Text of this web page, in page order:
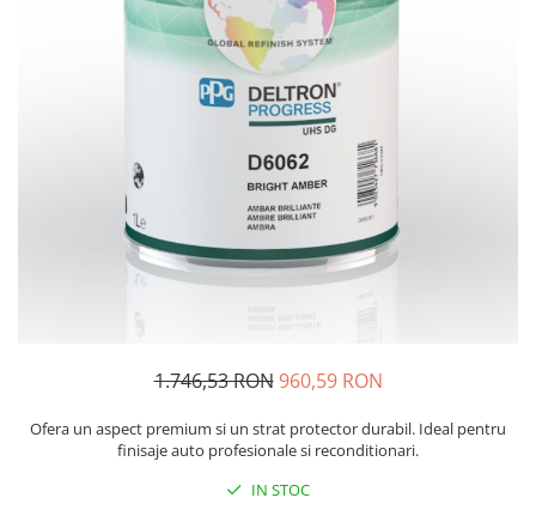
Protectie piele
Protectie vizuala
1.746,53 RON 960,59 RON
Ofera un aspect premium si un strat protector durabil. Ideal pentru
finisaje auto profesionale si reconditionari.
IN STOC